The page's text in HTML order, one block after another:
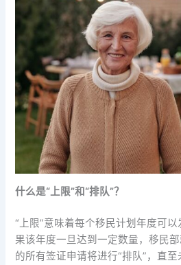
什么是“上限”和“排队”？
“上限”意味着每个移民计划年度可
果该年度一旦达到一定数量，移民
的所有签证申请将进行“排队”，直